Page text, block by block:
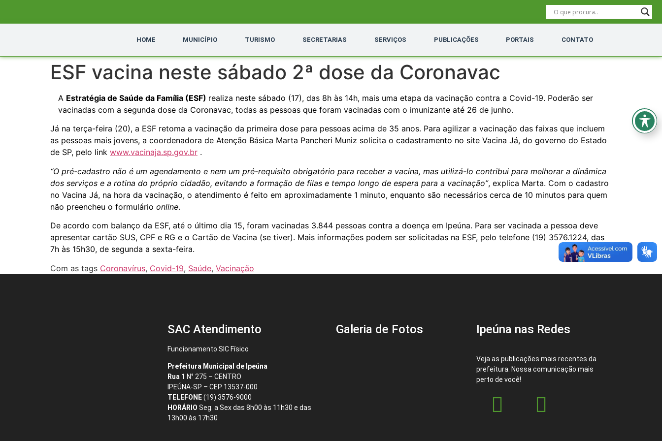
HOME MUNICÍPIO TURISMO SECRETARIAS SERVIÇOS PUBLICAÇÕES PORTAIS CONTATO
ESF vacina neste sábado 2ª dose da Coronavac
A Estratégia de Saúde da Família (ESF) realiza neste sábado (17), das 8h às 14h, mais uma etapa da vacinação contra a Covid-19. Poderão ser
vacinadas com a segunda dose da Coronavac, todas as pessoas que foram vacinadas com o imunizante até 26 de junho.
Já na terça-feira (20), a ESF retoma a vacinação da primeira dose para pessoas acima de 35 anos. Para agilizar a vacinação das faixas que incluem
as pessoas mais jovens, a coordenadora de Atenção Básica Marta Pancheri Muniz solicita o cadastramento no site Vacina Já, do governo do Estado
de SP, pelo link www.vacinaja.sp.gov.br .
“O pré-cadastro não é um agendamento e nem um pré-requisito obrigatório para receber a vacina, mas utilizá-lo contribui para melhorar a dinâmica
dos serviços e a rotina do próprio cidadão, evitando a formação de filas e tempo longo de espera para a vacinação”, explica Marta. Com o cadastro
no Vacina Já, na hora da vacinação, o atendimento é feito em aproximadamente 1 minuto, enquanto são necessários cerca de 10 minutos para quem
não preencheu o formulário online.
De acordo com balanço da ESF, até o último dia 15, foram vacinadas 3.844 pessoas contra a doença em Ipeúna. Para ser vacinada a pessoa deve
apresentar cartão SUS, CPF e RG e o Cartão de Vacina (se tiver). Mais informações podem ser solicitadas na ESF, pelo telefone (19) 3576.1224, das
7h às 15h30, de segunda a sexta-feira.
Com as tags Coronavírus, Covid-19, Saúde, Vacinação
SAC Atendimento
Funcionamento SIC Físico
Prefeitura Municipal de Ipeúna
Rua 1 N° 275 – CENTRO
IPEÚNA-SP – CEP 13537-000
TELEFONE(19) 3576-9000
HORÁRIO Seg. a Sex das 8h00 às 11h30 e das
13h00 às 17h30
Galeria de Fotos Ipeúna nas Redes
Veja as publicações mais recentes da
prefeitura. Nossa comunicação mais
perto de você!